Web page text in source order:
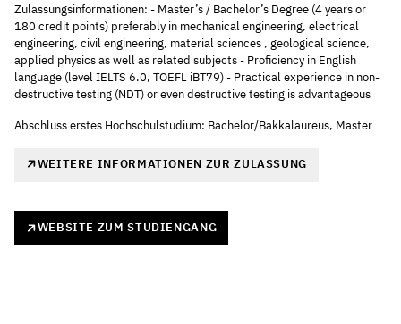
Zulassungsinformationen: - Master’s / Bachelor’s Degree (4 years or
180 credit points) preferably in mechanical engineering, electrical
engineering, civil engineering, material sciences , geological science,
applied physics as well as related subjects - Proficiency in English
language (level IELTS 6.0, TOEFL iBT79) - Practical experience in non-
destructive testing (NDT) or even destructive testing is advantageous
Abschluss erstes Hochschulstudium: Bachelor/Bakkalaureus, Master
WEITERE INFORMATIONEN ZUR ZULASSUNG
WEBSITE ZUM STUDIENGANG